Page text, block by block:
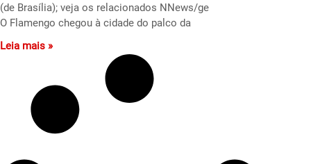
(de Brasília); veja os relacionados NNews/ge
O Flamengo chegou à cidade do palco da
Leia mais »